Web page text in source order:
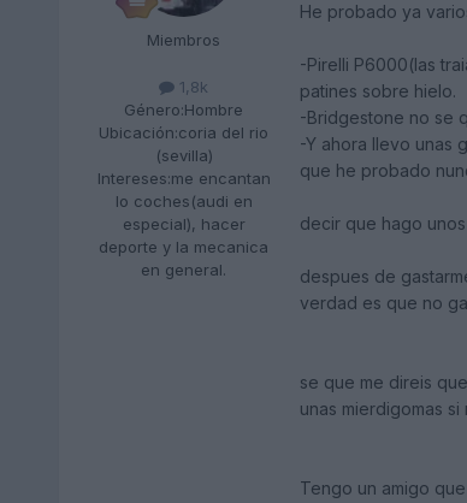
Miembros
1,8k
Género:Hombre
Ubicación:coria del rio
(sevilla)
Intereses:me encantan
lo coches(audi en
especial), hacer
deporte y la mecanica
en general.
He probado ya
-Pirelli P6000(las
patines sobre hielo.
-Bridgestone no se
-Y ahora llevo unas
que he probado
decir que hago
despues de
verdad es que no
se que me direis
unas mierdigomas
Tengo un amigo